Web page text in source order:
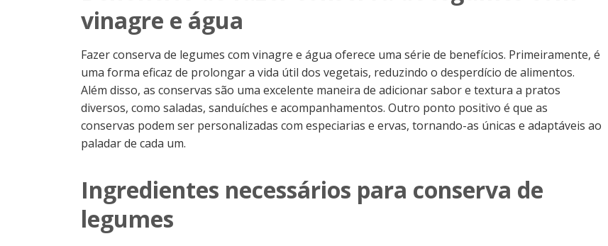
vinagre e água
Fazer conserva de legumes com vinagre e água oferece uma série de benefícios. Primeiramente, é
uma forma eficaz de prolongar a vida útil dos vegetais, reduzindo o desperdício de alimentos.
Além disso, as conservas são uma excelente maneira de adicionar sabor e textura a pratos
diversos, como saladas, sanduíches e acompanhamentos. Outro ponto positivo é que as
conservas podem ser personalizadas com especiarias e ervas, tornando-as únicas e adaptáveis ao
paladar de cada um.
Ingredientes necessários para conserva de
legumes